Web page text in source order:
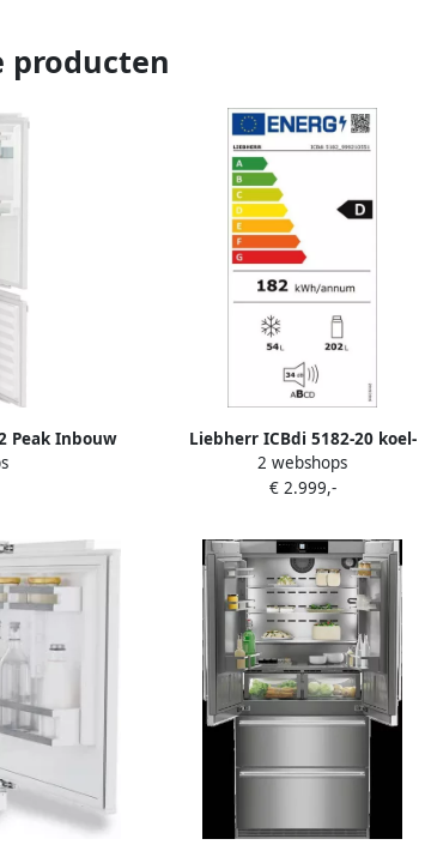
producten
Peak Inbouw
Liebherr ICBdi 5182-20 koel-
vriescombinatie Ingebouwd 256 l
Wit
2 webshops
€ 2.999,-